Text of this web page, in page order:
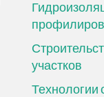
участков
Технологии